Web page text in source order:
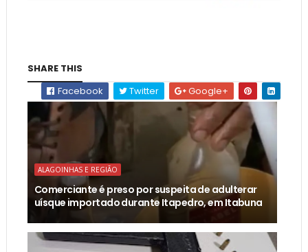
SHARE THIS
Facebook
Twitter Google+
ALAGOINHAS E REGIÃO
Comerciante é preso por suspeita de adulterar
uísque importado durante Itapedro, em Itabuna